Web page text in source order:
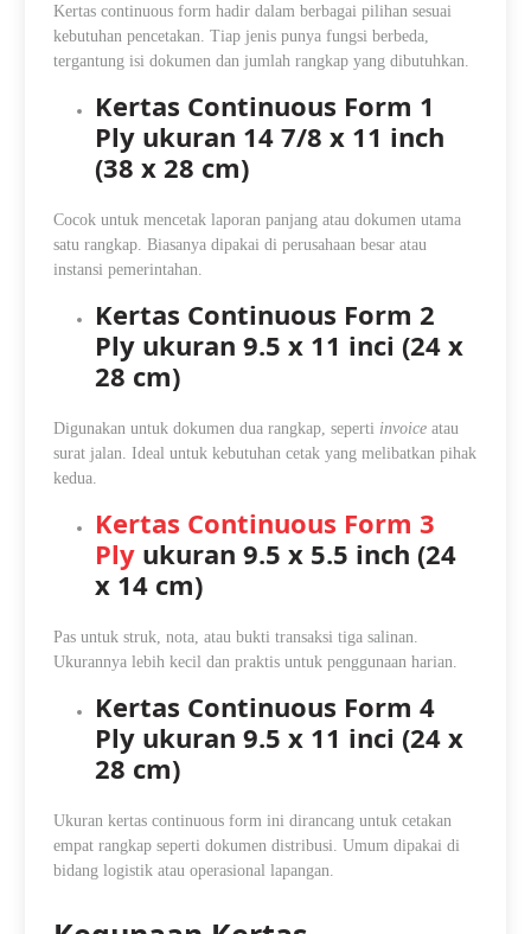
Kertas continuous form hadir dalam berbagai pilihan sesuai
kebutuhan pencetakan. Tiap jenis punya fungsi berbeda,
tergantung isi dokumen dan jumlah rangkap yang dibutuhkan.
Kertas Continuous Form 1
Ply ukuran 14 7/8 x 11 inch
(38 x 28 cm)
Cocok untuk mencetak laporan panjang atau dokumen utama
satu rangkap. Biasanya dipakai di perusahaan besar atau
instansi pemerintahan.
Kertas Continuous Form 2
Ply ukuran 9.5 x 11 inci (24 x
28 cm)
Digunakan untuk dokumen dua rangkap, seperti invoice atau
surat jalan. Ideal untuk kebutuhan cetak yang melibatkan pihak
kedua.
Kertas Continuous Form 3
Ply ukuran 9.5 x 5.5 inch (24
x 14 cm)
Pas untuk struk, nota, atau bukti transaksi tiga salinan.
Ukurannya lebih kecil dan praktis untuk penggunaan harian.
Kertas Continuous Form 4
Ply ukuran 9.5 x 11 inci (24 x
28 cm)
Ukuran kertas continuous form ini dirancang untuk cetakan
empat rangkap seperti dokumen distribusi. Umum dipakai di
bidang logistik atau operasional lapangan.